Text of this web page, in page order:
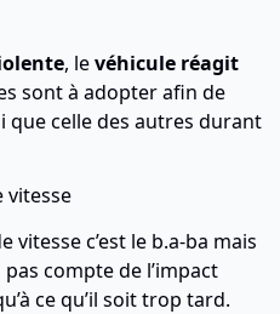
, levéhicule réagit
sont à adopter afin de
celle des autres durant
vitesse
vitesse c’est le b.a-ba mais
compte de l’impact
ce qu’il soit trop tard.